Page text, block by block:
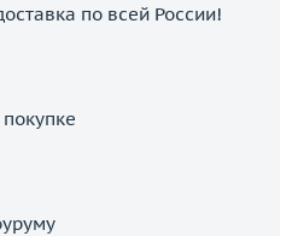
по всей России!